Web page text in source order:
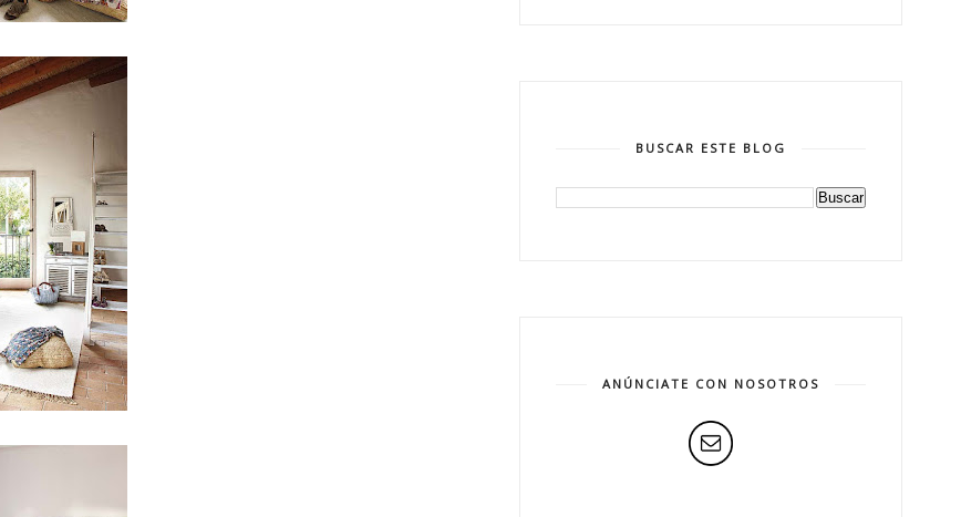
BUSCAR ESTE BLOG
ANÚNCIATE CON NOSOTROS